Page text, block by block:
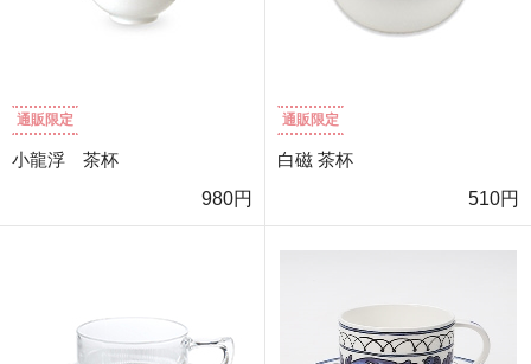
通販限定
小龍浮 茶杯
980円
通販限定
白磁 茶杯
510円